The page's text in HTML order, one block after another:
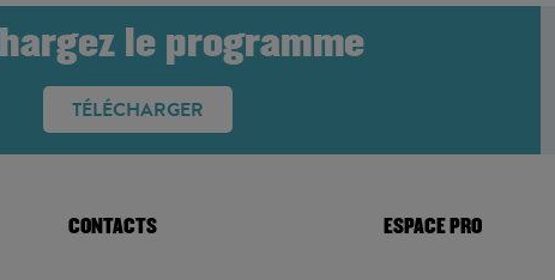
le programme
TÉLÉCHARGER
CONTACTS ESPACE PRO